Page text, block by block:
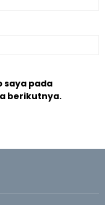
saya pada
berikutnya.